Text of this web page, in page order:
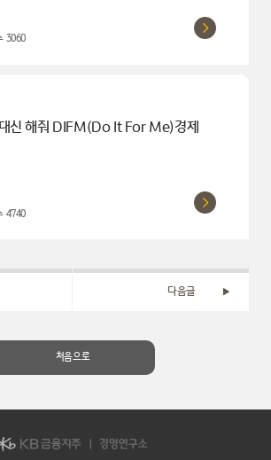
3060
신 해줘 DIFM(Do It For Me)경제
4740
다음글
처음으로